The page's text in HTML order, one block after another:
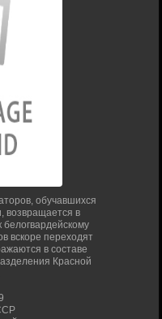
обучавшихся
возвращается в
вскоре переходят
в составе
Красной